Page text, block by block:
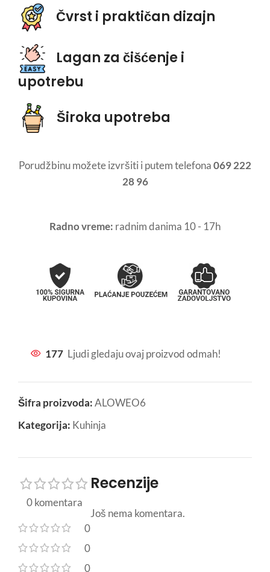
Čvrst i praktičan dizajn
Lagan za čišćenje i
upotrebu
Široka upotreba
Porudžbinu možete izvršiti i putem telefona069 222
28 96
Radno vreme: radnim danima 10 - 17h
177 Ljudi gledaju ovaj proizvod odmah!
Šifra proizvoda:ALOWEO6
Kategorija: Kuhinja
0 komentara
0
0
0
Recenzije
Još nema komentara.